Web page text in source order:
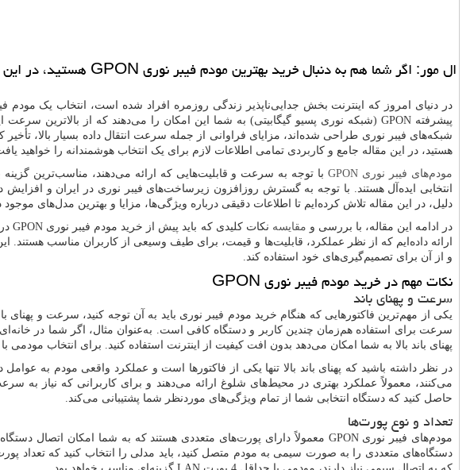
ال مور: اگر شما هم به دنبال خرید بهترین مودم فیبر نوری GPON هستید، در این مقاله جامع و کاربردی تمامی اطلاعات لازم برای یک انتخاب هوشمندانه را خواهید یافت.
در دنیای امروز که اینترنت بخش جدایی‌ناپذیر زندگی روزمره افراد شده است، انتخاب یک مودم
پیشرفته GPON(شبکه نوری پسیو گیگابیتی) به شما این امکان را می‌دهند که از بالاترین سرعت
شبکه‌های فیبر نوری طراحی شده‌اند، مزایای فراوانی از جمله سرعت انتقال داده بسیار بالا،
هستید، در این مقاله جامع و کاربردی تمامی اطلاعات لازم برای یک انتخاب هوشمندانه را خواهید
مودم‌های فیبر نوری GPON
با توجه به سرعت و قابلیت‌هایی که ارائه می‌دهند، مناسب‌ترین گزینه
انتخابی ایده‌آل هستند. با توجه به گسترش روزافزون زیرساخت‌های فیبر نوری در ایران و
دلیل، در این مقاله تلاش کرده‌ایم تا اطلاعات دقیقی درباره ویژگی‌ها، مزایا و بهترین مدل‌های
در ادامه این مقاله، با بررسی و مقایسه نکات کلیدی که باید پیش از خرید مودم فیبر نوری GPONدر
ارائه داده‌ایم که از نظر عملکرد، قابلیت‌ها و قیمت، برای طیف وسیعی از کاربران مناسب
و از آن برای تصمیم‌گیری‌های خود استفاده کند.
نکات مهم در خرید مودم فیبر نوریGPON
سرعت و پهنای باند
یکی از مهم‌ترین فاکتورهایی که هنگام خرید مودم فیبر نوری باید به آن توجه کنید، سرعت و
سرعت برای استفاده هم‌زمان چندین کاربر و دستگاه کافی است. به‌عنوان مثال، اگر شما در
پهنای باند بالا به شما امکان می‌دهد بدون افت کیفیت از اینترنت استفاده کنید. برای انتخاب مودمی
در نظر داشته باشید که پهنای باند بالا تنها یکی از فاکتورها است و عملکرد واقعی مودم به
می‌کنند، معمولاً عملکرد بهتری در محیط‌های شلوغ ارائه می‌دهند و برای کاربرانی که نیاز به
حاصل کنید که دستگاه انتخابی شما از تمام ویژگی‌های موردنظر شما پشتیبانی می‌کند.
تعداد و نوع پورت‌ها
مودم‌های فیبر نوریGPON معمولاً دارای پورت‌های متعددی هستند که به شما امکان اتصال
دستگاه‌های متعددی را به صورت سیمی به مودم متصل کنید، باید مدلی را انتخاب کنید که تعداد